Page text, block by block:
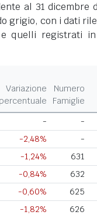
al 31 dicembre
grigio, con i dati
quelli registrati
Variazione
percentuale
Numero
Famiglie
- -
-2,48% -
-1,24% 631
-0,84% 632
-0,60% 625
-1,82% 626